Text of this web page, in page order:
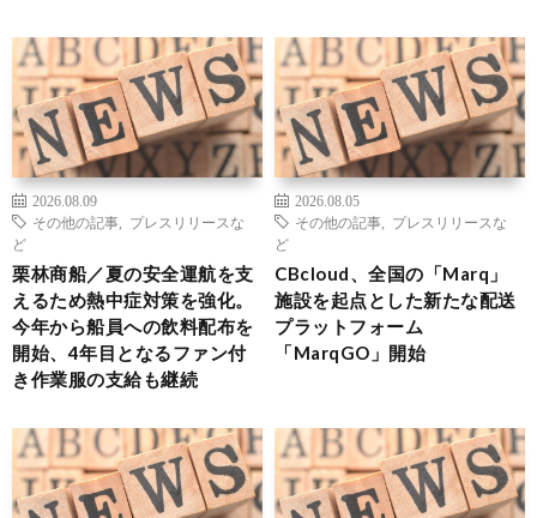
2026.08.09
その他の記事
プレスリリースな
ど
栗林商船／夏の安全運航を支
えるため熱中症対策を強化。
今年から船員への飲料配布を
開始、4年目となるファン付
き作業服の支給も継続
2026.08.05
その他の記事
プレスリリースな
ど
CBcloud、全国の「Marq」
施設を起点とした新たな配送
プラットフォーム
「MarqGO」開始